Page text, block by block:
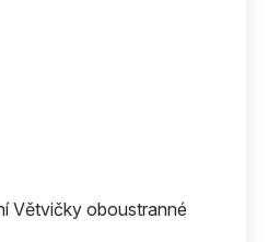
Větvičky oboustranné